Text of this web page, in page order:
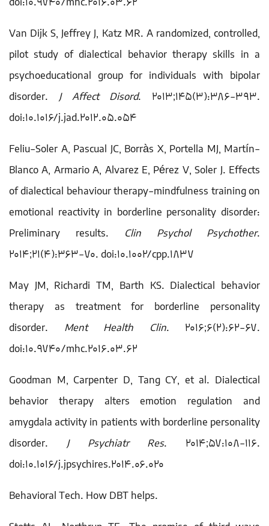
Van Dijk S, Jeffrey J, Katz MR. A randomized, controlled,
pilot study of dialectical behavior therapy skills in a
psychoeducational group for individuals with bipolar
disorder.J Affect Disord. 2013;145(3):386-393.
doi:10.1016/j.jad.2012.05.054
Feliu-Soler A, Pascual JC, Borràs X, Portella MJ, Martín-
Blanco A, Armario A, Alvarez E, Pérez V, Soler J. Effects
of dialectical behaviour therapy-mindfulness training on
emotional reactivity in borderline personality disorder:
Preliminary results. Clin Psychol Psychother.
2014;21(4):363-70. doi:10.1002/cpp.1837
May JM, Richardi TM, Barth KS. Dialectical behavior
therapy as treatment for borderline personality
disorder. Ment Health Clin. 2016;6(2):62-67.
doi:10.9740/mhc.2016.03.62
Goodman M, Carpenter D, Tang CY, et al. Dialectical
behavior therapy alters emotion regulation and
amygdala activity in patients with borderline personality
disorder.J Psychiatr Res. 2014;57:108-116.
doi:10.1016/j.jpsychires.2014.06.020
Behavioral Tech. How DBT helps.